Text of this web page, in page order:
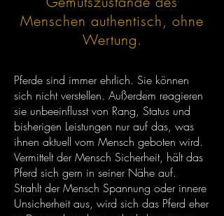
Menschen authentisch, ohne
Wertung.
Pferde sind immer ehrlich. Sie können
sich nicht verstellen. Außerdem reagieren
sie unbeeinflusst von Rang, Status und
bisherigen Leistungen nur auf das, was
ihnen aktuell vom Mensch geboten wird.
Vermittelt der Mensch Sicherheit, hält das
Pferd sich gern in seiner Nähe auf.
Strahlt der Mensch Spannung oder innere
Unsicherheit aus, wird sich das Pferd eher